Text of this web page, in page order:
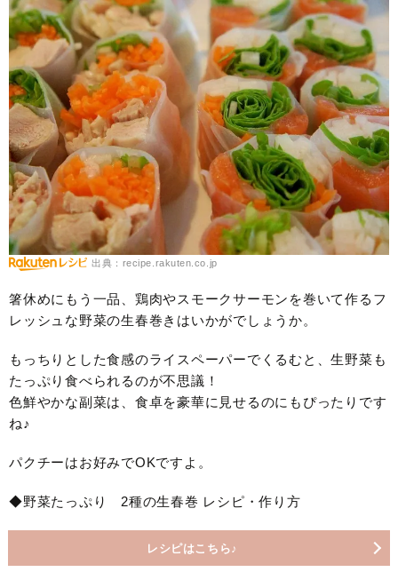
出典：recipe.rakuten.co.jp
箸休めにもう一品、鶏肉やスモークサーモンを巻いて作るフ
レッシュな野菜の生春巻きはいかがでしょうか。
もっちりとした食感のライスペーパーでくるむと、生野菜も
たっぷり食べられるのが不思議！
色鮮やかな副菜は、食卓を豪華に見せるのにもぴったりです
ね♪
パクチーはお好みでOKですよ。
◆野菜たっぷり 2種の生春巻 レシピ・作り方
レシピはこちら♪